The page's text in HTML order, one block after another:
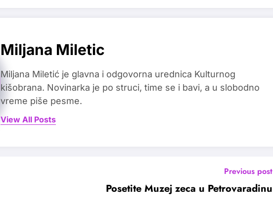
Miljana Miletic
Miljana Miletić je glavna i odgovorna urednica Kulturnog
kišobrana. Novinarka je po struci, time se i bavi, a u slobodno
vreme piše pesme.
View All Posts
Previous post
Posetite Muzej zeca u Petrovaradinu